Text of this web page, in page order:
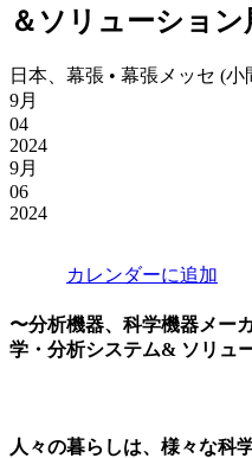
＆ソリューション
日本、幕張 • 幕張メッセ (
9月
04
2024
9月
06
2024
カレンダーに追加
〜分析機器、科学機器メー
学・分析システム& ソリュ
人々の暮らしは、様々な科